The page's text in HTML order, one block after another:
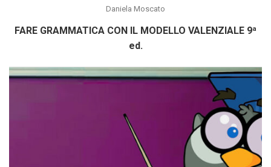
Daniela Moscato
FARE GRAMMATICA CON IL MODELLO VALENZIALE 9ª
ed.